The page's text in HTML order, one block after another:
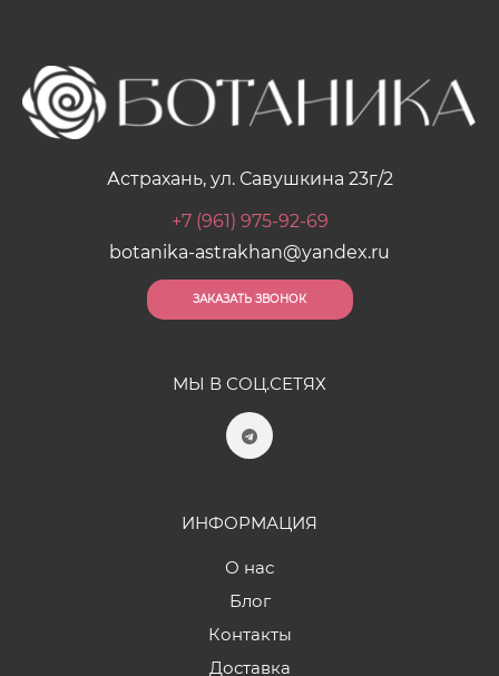
Астрахань, ул. Савушкина 23г/2
+7 (961) 975-92-69
botanika-astrakhan@yandex.ru
ЗАКАЗАТЬ ЗВОНОК
МЫ В СОЦ.СЕТЯХ
ИНФОРМАЦИЯ
О нас
Блог
Контакты
Доставка